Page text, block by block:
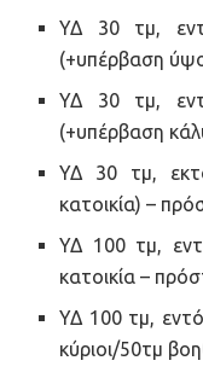
ΥΔ 30 τμ,
(+υπέρβαση
ΥΔ 30 τμ,
(+υπέρβαση
ΥΔ 30 τμ,
κατοικία) –
ΥΔ 100 τμ,
κατοικία –
ΥΔ 100 τμ,
κύριοι/50τμ